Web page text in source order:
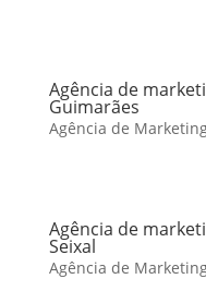
Agência de
Guimarães
Agência de
Agência de
Seixal
Agência de